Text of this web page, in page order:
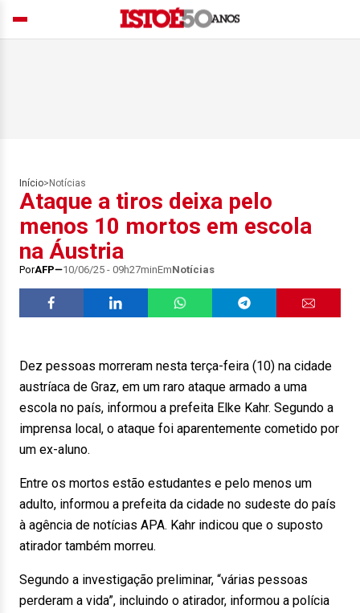
Início> Notícias
Ataque a tiros deixa pelo
menos 10 mortos em escola
na Áustria
PorAFP 10/06/25 - 09h27minEmNotícias
Dez pessoas morreram nesta terça-feira (10) na cidade
austríaca de Graz, em um raro ataque armado a uma
escola no país, informou a prefeita Elke Kahr. Segundo a
imprensa local, o ataque foi aparentemente cometido por
um ex-aluno.
Entre os mortos estão estudantes e pelo menos um
adulto, informou a prefeita da cidade no sudeste do país
à agência de notícias APA. Kahr indicou que o suposto
atirador também morreu.
Segundo a investigação preliminar, “várias pessoas
perderam a vida”, incluindo o atirador, informou a polícia